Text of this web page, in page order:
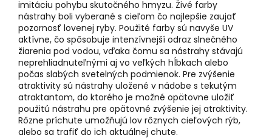
imitáciu pohybu skutočného hmyzu. Živé farby
nástrahy boli vyberané s cieľom čo najlepšie zaujať
pozornosť lovenej ryby. Použité farby sú navyše UV
aktívne, čo spôsobuje intenzívnejší odraz slnečného
žiarenia pod vodou, vďaka čomu sa nástrahy stávajú
neprehliadnuteľnými aj vo veľkých hĺbkach alebo
počas slabých svetelných podmienok. Pre zvýšenie
atraktivity sú nástrahy uložené v nádobe s tekutým
atraktantom, do ktorého je možné opätovne uložiť
použitú nástrahu pre opätovné zvýšenie jej atraktivity.
Rôzne príchute umožňujú lov rôznych cieľových rýb,
alebo sa trafiť do ich aktuálnej chute.